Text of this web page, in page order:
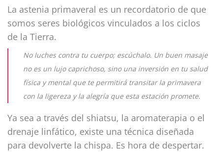
La astenia primaveral es un recordatorio de que
somos seres biológicos vinculados a los ciclos
de la Tierra.
No luches contra tu cuerpo; escúchalo. Un buen masaje
no es un lujo caprichoso, sino una inversión en tu salud
física y mental que te permitirá transitar la primavera
con la ligereza y la alegría que esta estación promete.
Ya sea a través del shiatsu, la aromaterapia o el
drenaje linfático, existe una técnica diseñada
para devolverte la chispa. Es hora de despertar.